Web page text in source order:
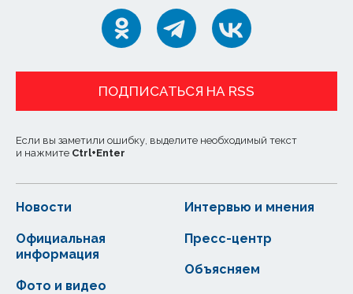
ПОДПИСАТЬСЯ НА RSS
Если вы заметили ошибку, выделите необходимый текст
и нажмите Ctrl+Enter
Новости
Официальная
информация
Интервью и мнения
Фото и видео
Пресс-центр
Объясняем